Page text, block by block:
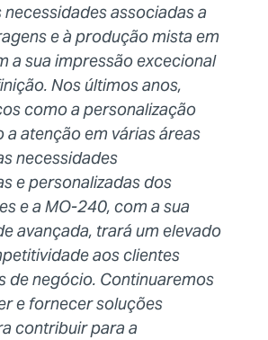
necessidades associadas a
e à produção mista em
a sua impressão excecional
Nos últimos anos,
como a personalização
a atenção em várias áreas
necessidades
e personalizadas dos
e a MO-240, com a sua
avançada, trará um elevado
aos clientes
de negócio. Continuaremos
e fornecer soluções
contribuir para a